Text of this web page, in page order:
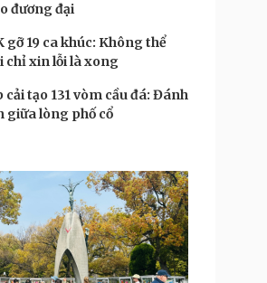
đương đại
gỡ 19 ca khúc: Không thể
chỉ xin lỗi là xong
cải tạo 131 vòm cầu đá: Đánh
giữa lòng phố cổ